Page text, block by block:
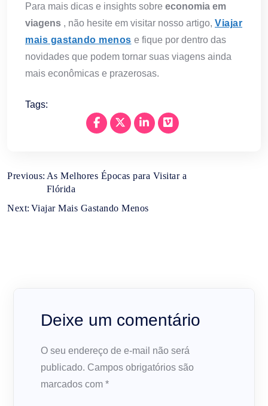
Para mais dicas e insights sobre economia em
viagens , não hesite em visitar nosso artigo, Viajar
mais gastando menos e fique por dentro das
novidades que podem tornar suas viagens ainda
mais econômicas e prazerosas.
Tags:
Navegação
Post
Previous: As Melhores Épocas para Visitar a
Flórida
Next: Viajar Mais Gastando Menos
Deixe um comentário
O seu endereço de e-mail não será
publicado. Campos obrigatórios são
marcados com *